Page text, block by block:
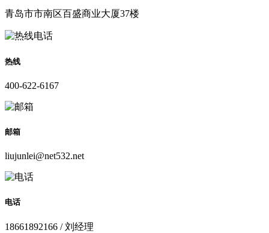
青岛市市南区百盛商业大厦37楼
热线
400-622-6167
邮箱
liujunlei@net532.net
电话
18661892166 / 刘经理